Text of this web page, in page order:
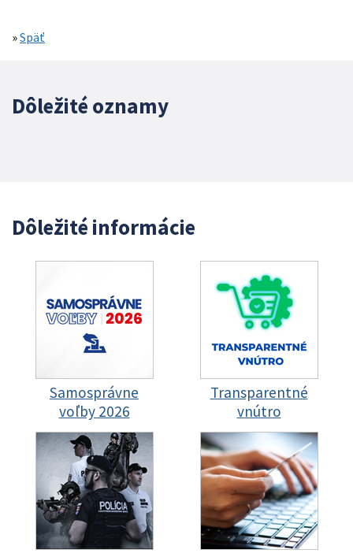
»Späť
Dôležité oznamy
Dôležité informácie
Samosprávne
voľby 2026
Transparentné
vnútro